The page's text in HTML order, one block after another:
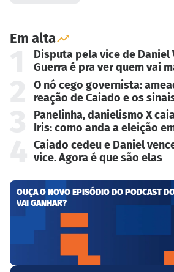
Em alta
Disputa pela vice de Daniel
Guerra é pra ver quem vai
O nó cego governista:
reação de Caiado e os
Panelinha, danielismo X
Iris: como anda a eleição
Caiado cedeu e Daniel
vice. Agora é que são elas
OUÇA O NOVO EPISÓDIO DO PODCAST
VAI GANHAR?